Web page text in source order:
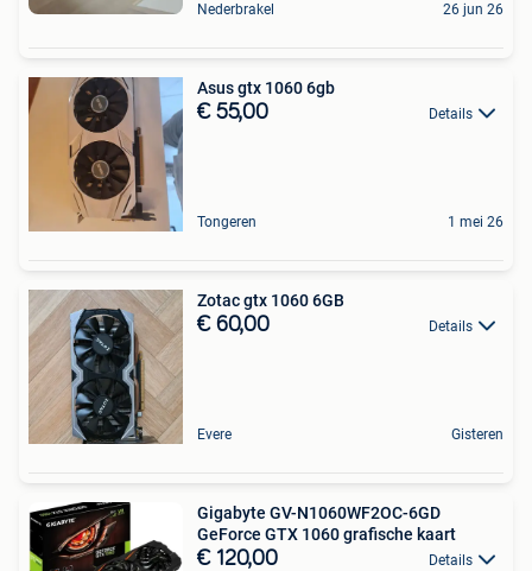
Nederbrakel 26 jun 26
Asus gtx 1060 6gb
€ 55,00 Details
Tongeren 1 mei 26
Zotac gtx 1060 6GB
€ 60,00 Details
Evere Gisteren
Gigabyte GV-N1060WF2OC-6GD
GeForce GTX 1060 grafische kaart
€ 120,00 Details